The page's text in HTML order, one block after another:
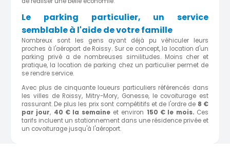
Le parking particulier, un service
semblable à l'aide de votre famille
Nombreux sont les gens ayant déjà pu véhiculer leurs
proches à l'aéroport de Roissy. Sur ce concept, la location d'un
parking privé a de nombreuses similitudes. Moins cher et
pratique, la location de parking chez un particulier permet de
se rendre service.
Avec plus de cinquante loueurs particuliers référencés dans
les villes de Roissy, Mitry-Mory, Gonesse, le covoiturage est
rassurant. De plus les prix sont compétitifs et de l'ordre de 8 €
par jour, 40 € la semaineet environ 150 € le mois. Ces
tarifs incluent un stationnement dans une résidence privée et
un covoiturage jusqu'à l'aéroport.